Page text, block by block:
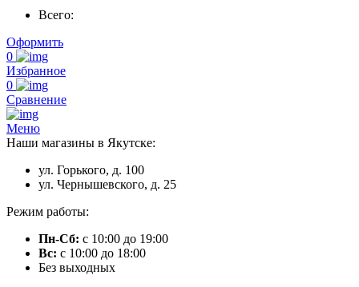
Всего:
Оформить
0
Избранное
0
Сравнение
Меню
Наши магазины в Якутске:
ул. Горького, д. 100
ул. Чернышевского, д. 25
Режим работы:
Пн-Сб: с 10:00 до 19:00
Вс: с 10:00 до 18:00
Без выходных